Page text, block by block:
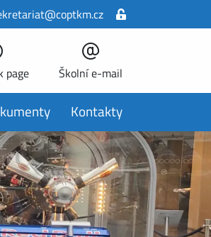
page Školní e-mail
Kontakty